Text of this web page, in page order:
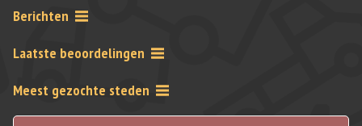
Berichten
Laatste beoordelingen
Meest gezochte steden